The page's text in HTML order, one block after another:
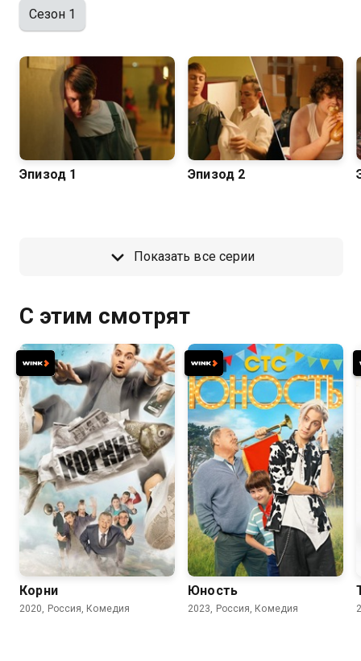
Сезон 1
Эпизод 1 Эпизод 2
Показать все серии
С этим смотрят
7.7
Корни
2020, Россия, Комедия
7.8
Юность
2023, Россия, Комедия